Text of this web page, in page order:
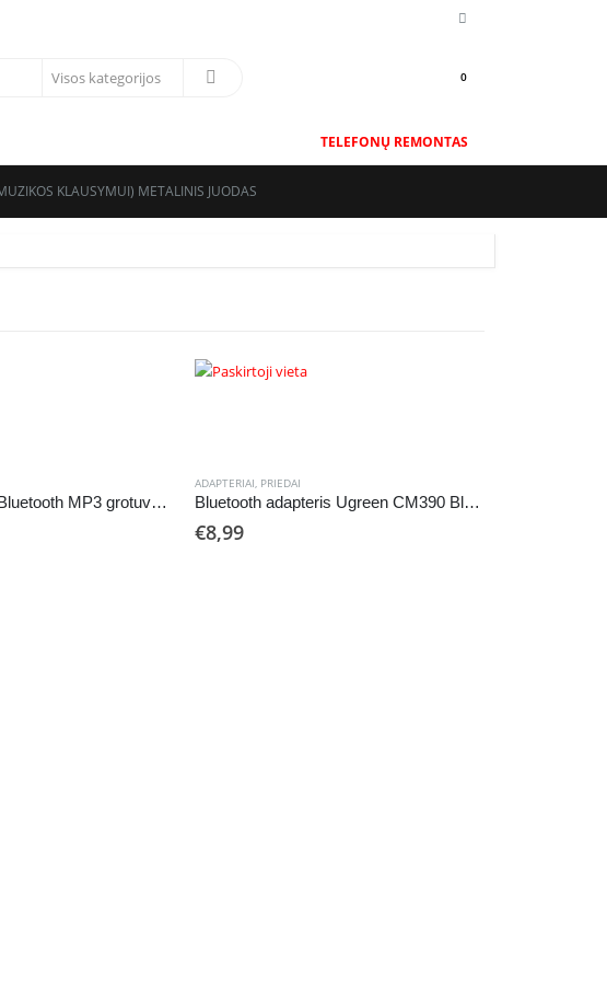
0
TELEFONŲ REMONTAS
KLAUSYMUI) METALINIS JUODAS
Borofone BC41 Bluetooth MP3 grotuvas/FM bangų moduliatorius (laisvų rankų įranga, microSD, QC3.0 USB-A, USB-A 5V/1A)
ADAPTERIAI, PRIEDAI
Bluetooth adapteris Ugreen CM390 Bluetooth 5.0 juodas
€8,99